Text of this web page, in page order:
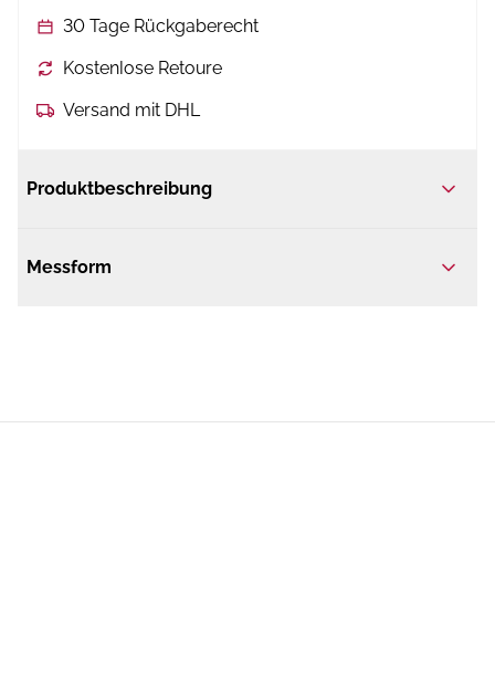
30 Tage Rückgaberecht
Kostenlose Retoure
Versand mit DHL
Produktbeschreibung
Messform